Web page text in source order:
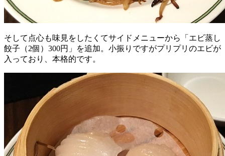
そして点心も味見をしたくてサイドメニューから「エビ蒸し
餃子（2個）300円」を追加。小振りですがプリプリのエビが
入っており、本格的です。